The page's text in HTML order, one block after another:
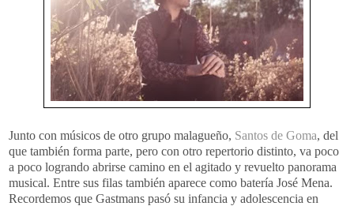
Junto con músicos de otro grupo malagueño, Santos de Goma, del
que también forma parte, pero con otro repertorio distinto, va poco
a poco logrando abrirse camino en el agitado y revuelto panorama
musical. Entre sus filas también aparece como batería José Mena.
Recordemos que Gastmans pasó su infancia y adolescencia en